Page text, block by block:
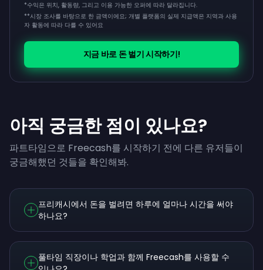
*수익은 위치, 활동량, 그리고 이용 가능한 오퍼에 따라 달라집니다.
**시장 조사를 바탕으로 한 금액이에요; 개별 플랫폼의 실제 지급액은 지역과 사용
자 활동에 따라 다를 수 있어요
지금 바로 돈 벌기 시작하기!
아직 궁금한 점이 있나요?
파트타임으로 Freecash를 시작하기 전에 다른 유저들이
궁금해했던 것들을 확인해봐.
프리캐시에서 돈을 벌려면 하루에 얼마나 시간을 써야
하나요?
풀타임 직장이나 학업과 함께 Freecash를 사용할 수